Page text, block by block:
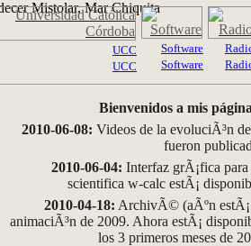
UCC
UCC
Software
Software
Bienvenidos a mis
2010-06-08: Videos de la evoluciÃ³n
fueron
2010-06-04: Interfaz grÃ¡fica
scientifica w-calc estÃ¡
2010-04-18: ArchivÃ© (aÃºn
animaciÃ³n de 2009. Ahora estÃ¡
los 3 primeros meses de